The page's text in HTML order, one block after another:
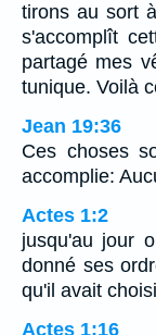
tirons au sort
s'accomplît
partagé mes
tunique. Voilà
Jean 19:36
Ces choses
accomplie:
Actes 1:2
jusqu'au jour
donné ses
qu'il avait
Actes 1:16